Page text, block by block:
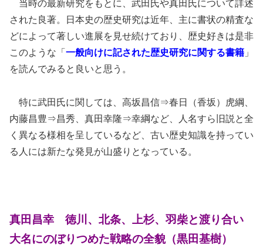
当時の最新研究をもとに、武田氏や真田氏について詳述
された良著。日本史の歴史研究は近年、主に書状の精査な
どによって著しい進展を見せ続けており、歴史好きは是非
このような「 一般向けに記された歴史研究に関する書籍 」
を読んでみると良いと思う。
特に武田氏に関しては、高坂昌信⇒春日（香坂）虎綱、
内藤昌豊⇒昌秀、真田幸隆⇒幸綱など、人名すら旧説と全
く異なる様相を呈しているなど、古い歴史知識を持ってい
る人には新たな発見が山盛りとなっている。
真田昌幸 徳川、北条、上杉、羽柴と渡り合い
大名にのぼりつめた戦略の全貌（黒田基樹）